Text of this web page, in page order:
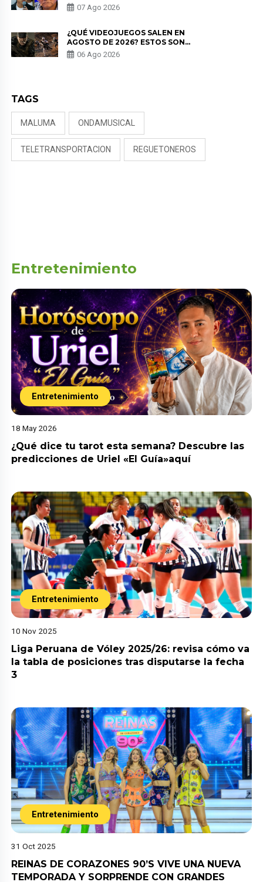
PADRE POR POLÉMICA CON
NALDY SALDAÑA
07 Ago 2026
¿QUÉ VIDEOJUEGOS SALEN EN
AGOSTO DE 2026? ESTOS SON
LOS ESTRENOS MÁS ESPERADOS
06 Ago 2026
TAGS
MALUMA ONDAMUSICAL
TELETRANSPORTACION REGUETONEROS
Entretenimiento
Entretenimiento
18 May 2026
¿Qué dice tu tarot esta semana? Descubre las
predicciones de Uriel «El Guía»aquí
Entretenimiento
10 Nov 2025
Liga Peruana de Vóley 2025/26: revisa cómo va
la tabla de posiciones tras disputarse la fecha
3
Entretenimiento
31 Oct 2025
REINAS DE CORAZONES 90’S VIVE UNA NUEVA
TEMPORADA Y SORPRENDE CON GRANDES